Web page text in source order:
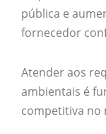
pública e
fornecedor
Atender aos
ambientais é
competitiva no